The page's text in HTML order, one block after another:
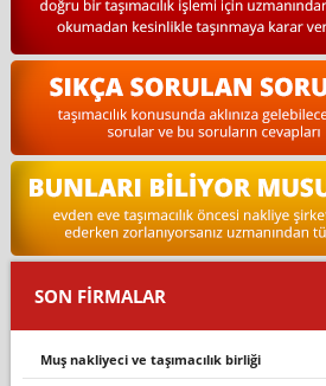
SON FİRMALAR
muş nakliyeci ve taşımacılık birliği